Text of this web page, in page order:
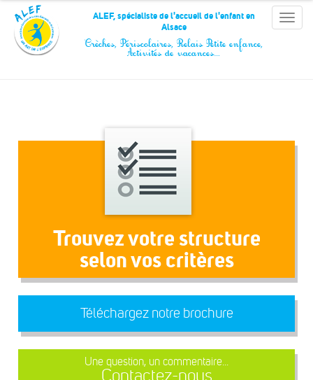
Panneau de gestion des cookies
Toggle
ALEF, spécialiste de l'accueil de l'enfant en
Alsace
Crèches, Périscolaires, Relais Petite enfance,
Activités de vacances…
Trouvez votre structure
selon vos critères
Téléchargez notre brochure
Une question, un commentaire...
Contactez-nous